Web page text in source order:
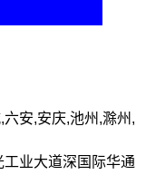
六安,安庆,池州,滁州,
业大道深国际华通